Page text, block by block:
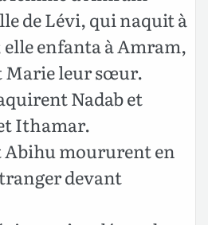
de Lévi, qui naquit à
elle enfanta à Amram,
Marie leur sœur.
Nadab et
Ithamar.
Abihu moururent en
devant